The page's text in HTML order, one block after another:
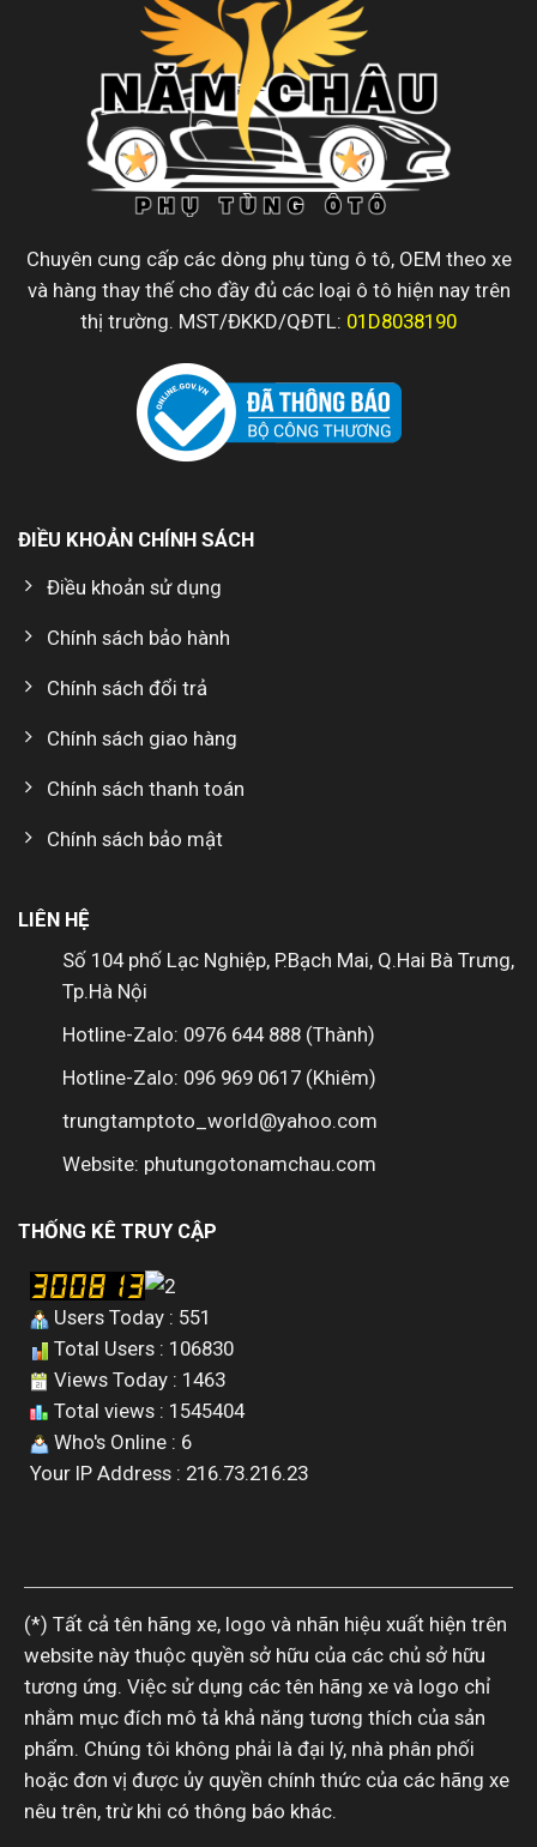
Chuyên cung cấp các dòng phụ tùng ô tô, OEM theo xe
và hàng thay thế cho đầy đủ các loại ô tô hiện nay trên
thị trường. MST/ĐKKD/QĐTL: 01D8038190
ĐIỀU KHOẢN CHÍNH SÁCH
Điều khoản sử dụng
Chính sách bảo hành
Chính sách đổi trả
Chính sách giao hàng
Chính sách thanh toán
Chính sách bảo mật
LIÊN HỆ
Số 104 phố Lạc Nghiệp, P.Bạch Mai, Q.Hai Bà Trưng,
Tp.Hà Nội
Hotline-Zalo: 0976 644 888 (Thành)
Hotline-Zalo: 096 969 0617 (Khiêm)
trungtamptoto_world@yahoo.com
Website: phutungotonamchau.com
THỐNG KÊ TRUY CẬP
Users Today : 551
Total Users : 106830
Views Today : 1463
Total views : 1545404
Who's Online : 6
Your IP Address : 216.73.216.23
(*) Tất cả tên hãng xe, logo và nhãn hiệu xuất hiện trên
website này thuộc quyền sở hữu của các chủ sở hữu
tương ứng. Việc sử dụng các tên hãng xe và logo chỉ
nhằm mục đích mô tả khả năng tương thích của sản
phẩm. Chúng tôi không phải là đại lý, nhà phân phối
hoặc đơn vị được ủy quyền chính thức của các hãng xe
nêu trên, trừ khi có thông báo khác.